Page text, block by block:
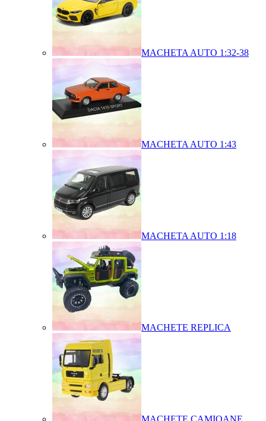
MACHETA AUTO 1:32-38
MACHETA AUTO 1:43
MACHETA AUTO 1:18
MACHETE REPLICA
MACHETE CAMIOANE